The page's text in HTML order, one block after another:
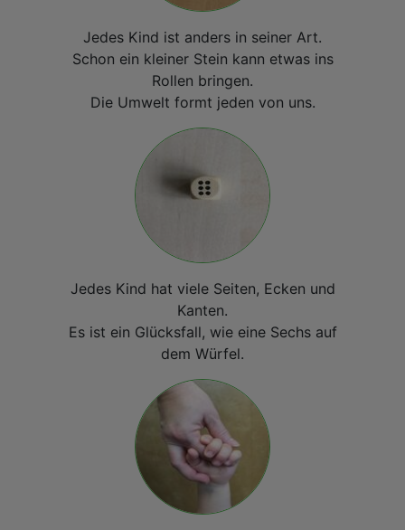
Jedes Kind ist anders in seiner Art.
Schon ein kleiner Stein kann etwas ins
Rollen bringen.
Die Umwelt formt jeden von uns.
Jedes Kind hat viele Seiten, Ecken und
Kanten.
Es ist ein Glücksfall, wie eine Sechs auf
dem Würfel.